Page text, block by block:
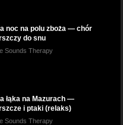
noc na polu zboża — chór
do snu
Sounds Therapy
łąka na Mazurach —
i ptaki (relaks)
Sounds Therapy